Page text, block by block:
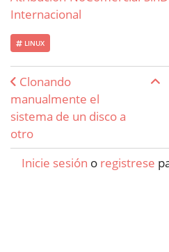
Internacional
LINUX
Enlaces
Clonando
manualmente el
sistema de un disco a
otro
Inicie sesión o registrese